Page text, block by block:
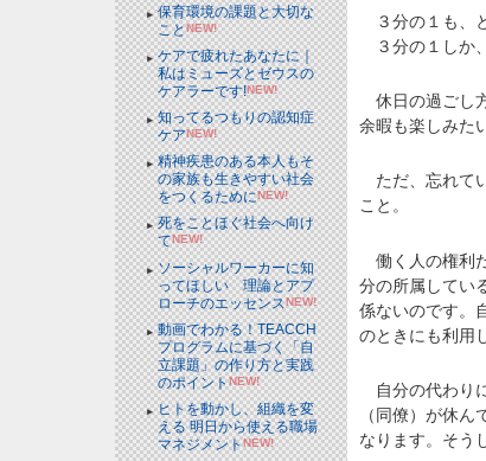
保育環境の課題と大切な
ことNEW!
ケアで疲れたあなたに｜
私はミューズとゼウスの
ケアラーです!NEW!
知ってるつもりの認知症
ケアNEW!
精神疾患のある本人もそ
の家族も生きやすい社会
をつくるためにNEW!
死をことほぐ社会へ向け
てNEW!
ソーシャルワーカーに知
ってほしい 理論とアプ
ローチのエッセンスNEW!
動画でわかる！TEACCH
プログラムに基づく「自
立課題」の作り方と実践
のポイントNEW!
ヒトを動かし、組織を変
える 明日から使える職場
マネジメントNEW!
３分の１も、
３分の１しか
休日の過ごし
余暇も楽しみた
ただ、忘れて
こと。
働く人の権利
分の所属してい
係ないのです。
のときにも利用
自分の代わり
（同僚）が休
なります。そう